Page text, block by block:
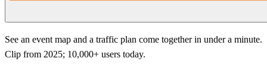
See an event map and a traffic plan come together in under a minute.
Clip from 2025; 10,000+ users today.